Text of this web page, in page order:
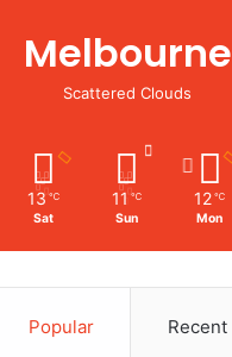
Melbourne
Scattered Clouds
13 ℃
Sat
11 ℃
Sun
12 ℃
Mon
Popular Recent